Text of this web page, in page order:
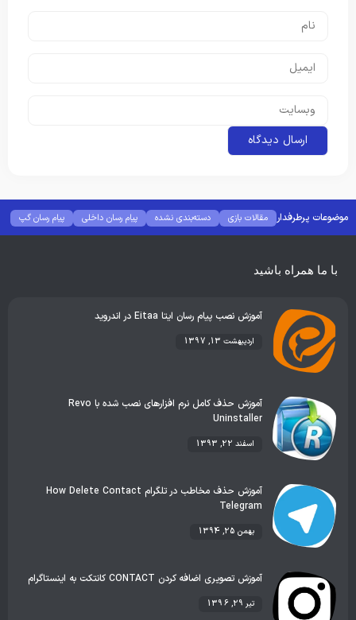
موضوعات پرطرفدار مقالات بازی دسته‌بندی نشده پیام رسان داخلی
پیام رسان گپ
بهترین گجت ها
هوش مصنوعی رفع خطا و ارور
با ما همراه باشید
آموزش نصب پیام رسان ایتا Eitaa در اندروید
اردیبهشت 13, 1397
آموزش حذف کامل نرم افزارهای نصب شده با Revo
Uninstaller
اسفند 22, 1393
آموزش حذف مخاطب در تلگرام How Delete Contact
Telegram
بهمن 25, 1394
آموزش تصویری اضافه کردن CONTACT کانتکت به اینستاگرام
تیر 29, 1396